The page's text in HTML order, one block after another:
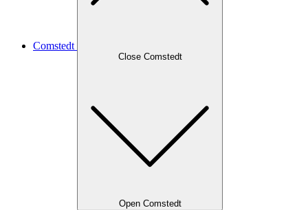
Comstedt
Close Comstedt
Open Comstedt